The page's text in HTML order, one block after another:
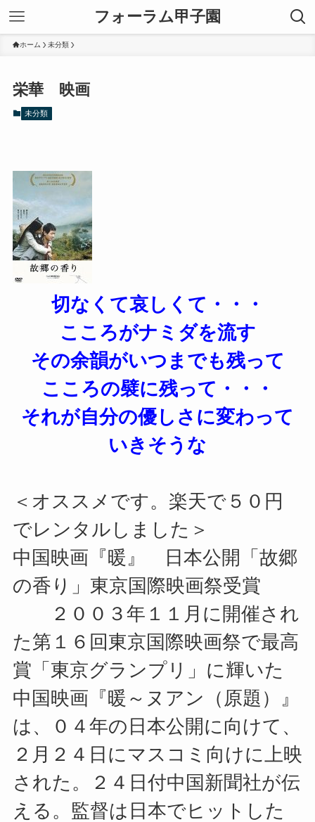
フォーラム甲子園
ホーム 未分類
栄華 映画
未分類
切なくて哀しくて・・・
こころがナミダを流す
その余韻がいつまでも残って
こころの襞に残って・・・
それが自分の優しさに変わって
いきそうな
＜オススメです。楽天で５０円
でレンタルしました＞
中国映画『暖』 日本公開「故郷
の香り」東京国際映画祭受賞
２００３年１１月に開催され
た第１６回東京国際映画祭で最高
賞「東京グランプリ」に輝いた
中国映画『暖～ヌアン（原題）』
は、０４年の日本公開に向けて、
２月２４日にマスコミ向けに上映
された。２４日付中国新聞社が伝
える。監督は日本でヒットした